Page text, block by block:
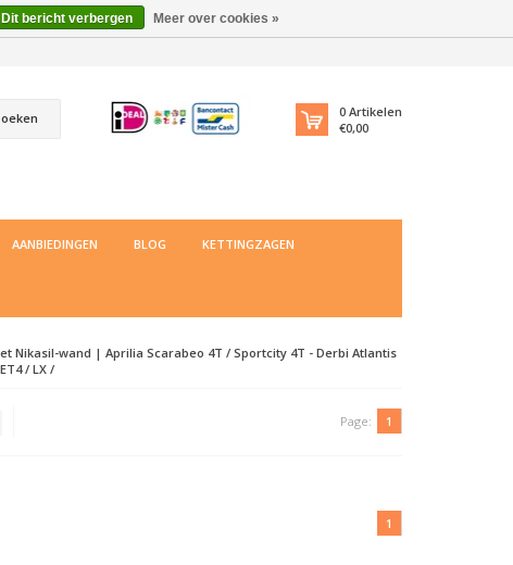
0 Artikelen
€0,00
AANBIEDINGEN BLOG KETTINGZAGEN
Nikasil-wand | Aprilia Scarabeo 4T / Sportcity 4T - Derbi Atlantis
/ LX /
Page: 1
1
Dit bericht verbergen Meer over cookies »